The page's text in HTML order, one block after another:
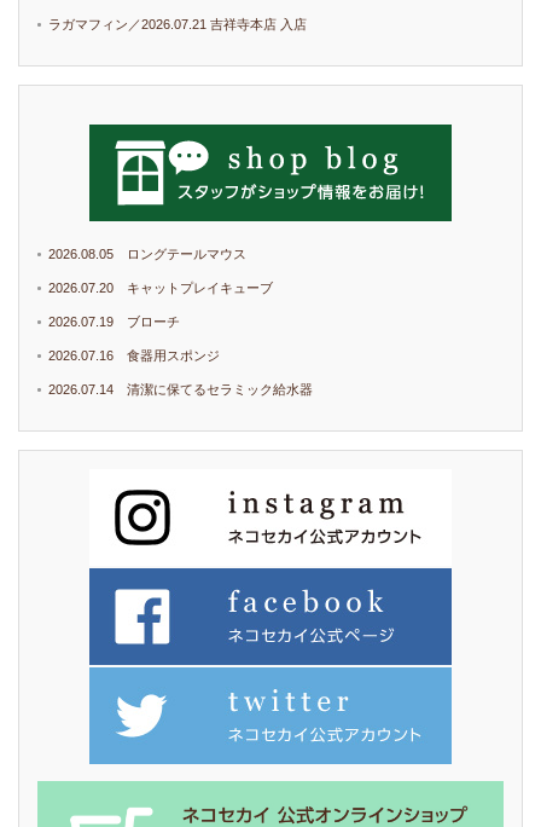
ラガマフィン／2026.07.21 吉祥寺本店 入店
2026.08.05 ロングテールマウス
2026.07.20 キャットプレイキューブ
2026.07.19 ブローチ
2026.07.16 食器用スポンジ
2026.07.14 清潔に保てるセラミック給水器